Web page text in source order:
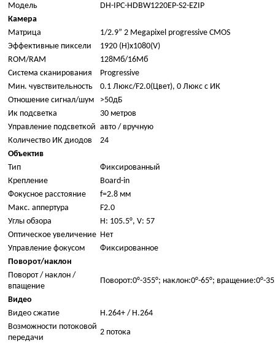
Модель
DH-IPC-HDBW1220EP-S2-EZIP
Камера
Матрица
1/2.9” 2 Megapixel progressive CMOS
Эффективные пиксели
1920 (H)x1080(V)
ROM/RAM
128Мб/16Мб
Система сканирования
Progressive
Мин. чувствительность
0.1 Люкс/F2.0(Цвет), 0 Люкс с ИК
Отношение сигнал/шум
>50дБ
Ик подсветка
30 метров
Управление подсветкой авто / вручную
Количество ИК диодов
24
Объектив
Тип
Фиксированный
Крепление
Board-in
Фокусное расстояние
f=2.8 мм
Макс. аппертура
F2.0
Углы обзора
H: 105.5°, V: 57
Оптическое увеличение Нет
Управление фокусом
Фиксированное
Поворот/наклон
Поворот / наклон /
впащение
Поворот:0°-355°; наклон:0°-65°; вращение:0°-
Видео
Видео сжатие
H.264+ / H.264
Возможности потоковой
передачи
2 потока